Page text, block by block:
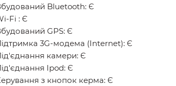
Bluetooth: Є
Fi : Є
GPS: Є
3G-модема (Internet): Є
камери: Є
Ipod: Є
з кнопок керма: Є